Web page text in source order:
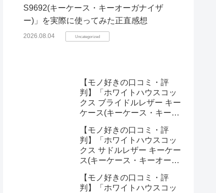
S9692(キーケース・キーオーガナイザ
ー)」を実際に使ってみた正直感想
2026.08.04 Uncategorized
【モノ好きの口コミ・評
判】「ホワイトハウスコッ
クス ブライドルレザー キー
ケース(キーケース・キーオ
ってみた正直感想
【モノ好きの口コミ・評
判】「ホワイトハウスコッ
クス サドルレザー キーケー
ス(キーケース・キーオーガ
みた正直感想
【モノ好きの口コミ・評
判】「ホワイトハウスコッ